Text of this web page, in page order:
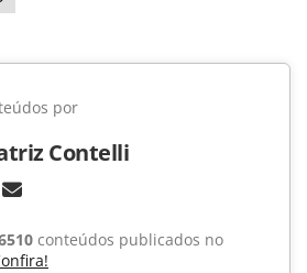
por
Contelli
conteúdos publicados no